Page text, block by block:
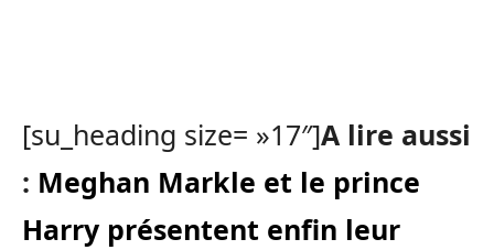
[su_heading size= »17″]A lire aussi
: Meghan Markle et le prince
Harry présentent enfin leur